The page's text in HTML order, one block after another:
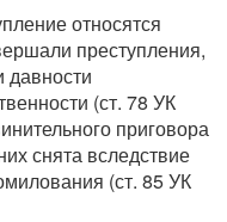
относятся
преступления,
давности
(ст. 78 УК
приговора
снята вследствие
(ст. 85 УК